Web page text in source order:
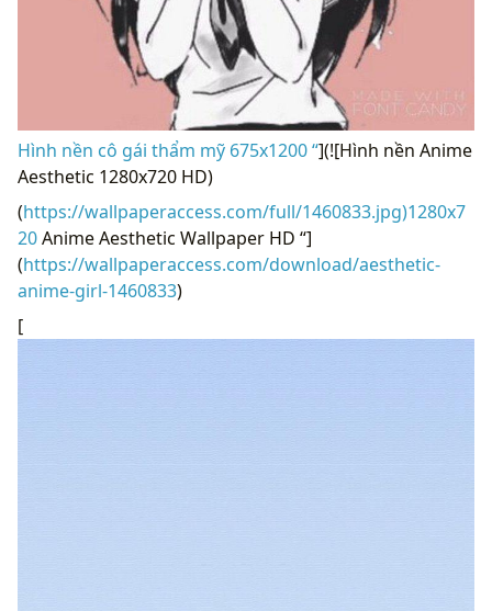
Hình nền cô gái thẩm mỹ 675x1200 “](![Hình nền Anime
Aesthetic 1280x720 HD)
(https://wallpaperaccess.com/full/1460833.jpg)1280x7
20Anime Aesthetic Wallpaper HD “]
(https://wallpaperaccess.com/download/aesthetic-
anime-girl-1460833)
[